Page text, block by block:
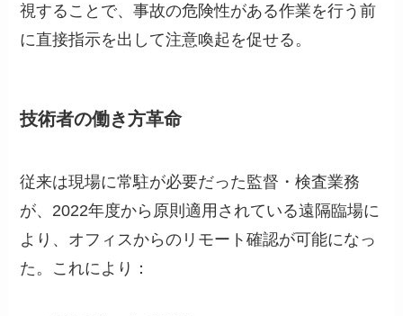
視することで、事故の危険性がある作業を行う前
に直接指示を出して注意喚起を促せる。
技術者の働き方革命
従来は現場に常駐が必要だった監督・検査業務
が、2022年度から原則適用されている遠隔臨場に
より、オフィスからのリモート確認が可能になっ
た。これにより：